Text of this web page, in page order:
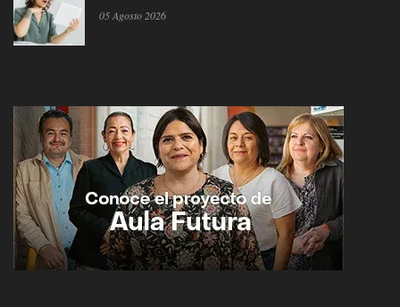
05 Agosto 2026